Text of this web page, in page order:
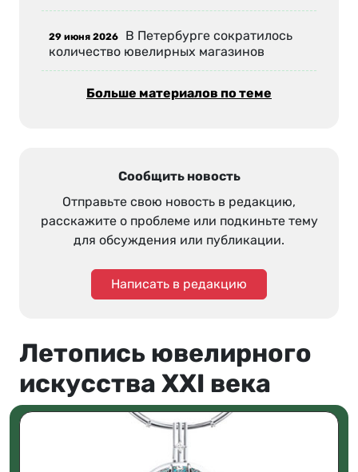
29 июня 2026 В Петербурге сократилось
количество ювелирных магазинов
Больше материалов по теме
Сообщить новость
Отправьте свою новость в редакцию,
расскажите о проблеме или подкиньте тему
для обсуждения или публикации.
Написать в редакцию
Летопись ювелирного
искусства XXI века